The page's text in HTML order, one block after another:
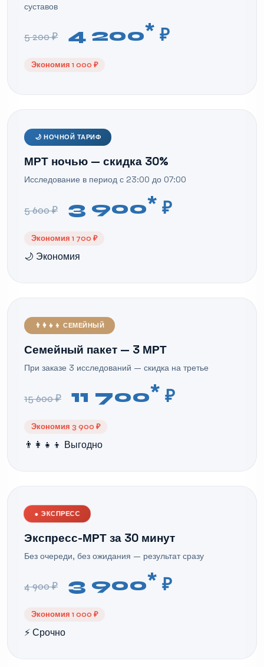
суставов
5 200 ₽ 4 200* ₽
Экономия 1 000 ₽
🌙 НОЧНОЙ ТАРИФ
МРТ ночью — скидка 30%
Исследование в период с 23:00 до 07:00
5 600 ₽ 3 900* ₽
Экономия 1 700 ₽
🌙 Экономия
👨‍👩‍👧‍👦 СЕМЕЙНЫЙ
Семейный пакет — 3 МРТ
При заказе 3 исследований — скидка на третье
15 600 ₽ 11 700* ₽
Экономия 3 900 ₽
👨‍👩‍👧‍👦 Выгодно
● ЭКСПРЕСС
Экспресс-МРТ за 30 минут
Без очереди, без ожидания — результат сразу
4 900 ₽ 3 900* ₽
Экономия 1 000 ₽
⚡ Срочно